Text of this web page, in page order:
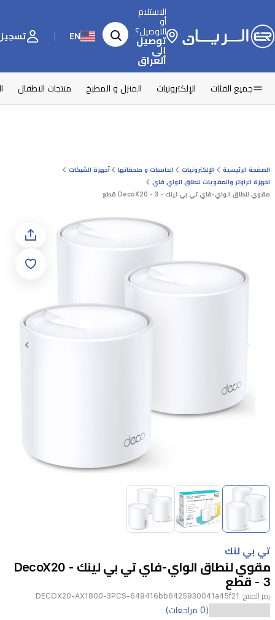
الاستلام
أو
التوصيل؟
توصيل
إلى
العراق
EN تسجيل
جميع الفئات الإلكترونيات المنزل و المطبخ منتجات الاطفال
الصفحة الرئيسية الإلكترونيات الحاسبات و ملحقاتها
أجهزة الشبكات
اجهزة الراوتر والمقويات لنطاق الواي فاي
مقوي لنطاق الواي-فاي تي بي لينك - DecoX20 - 3 قطع
Item
1
of
3
تي بي لنك
مقوي لنطاق الواي-فاي تي بي لينك - DecoX20
- 3 قطع
رمز المنتج: DECOX20-AX1800-3PCS-649416bb6425930041a45f21
(0 مراجعات)